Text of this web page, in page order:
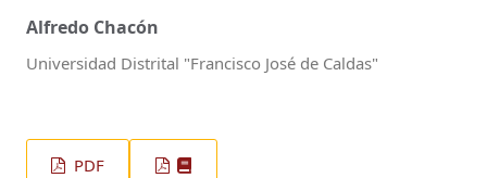
Alfredo Chacón
Universidad Distrital "Francisco José de Caldas"
PDF